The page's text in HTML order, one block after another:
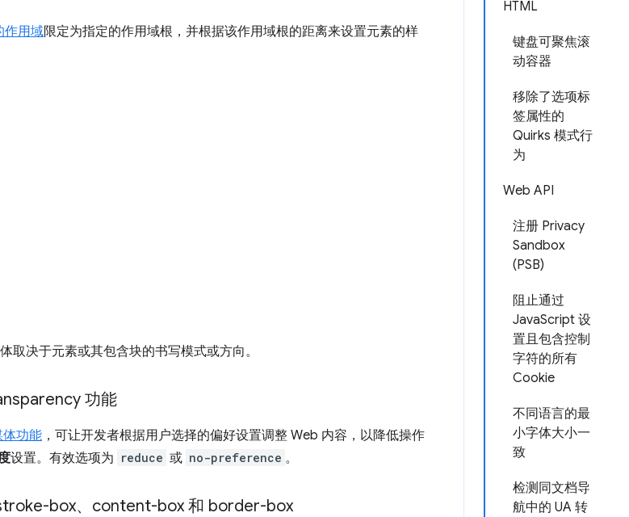
HTML
键盘可聚焦滚
动容器
移除了选项标
签属性的
Quirks 模式行
为
Web API
注册 Privacy
Sandbox
(PSB)
阻止通过
JavaScript 设
置且包含控制
字符的所有
Cookie
不同语言的最
小字体大小一
致
检测同文档导
航中的 UA 转
作用域限定为指定的作用域根，并根据该作用域根的距离来设置元素的样
取决于元素或其包含块的书写模式或方向。
功能
体功能 ，可让开发者根据用户选择的偏好设置调整 Web 内容，以降低操作
设置。有效选项为 reduce 或 no-preference 。
box、content-box 和 border-box